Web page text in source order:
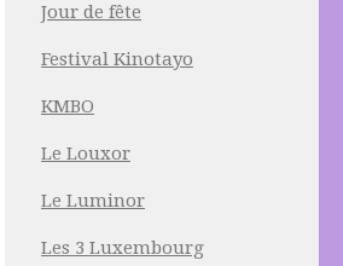
Jour de fête
Festival Kinotayo
KMBO
Le Louxor
Le Luminor
Les 3 Luxembourg